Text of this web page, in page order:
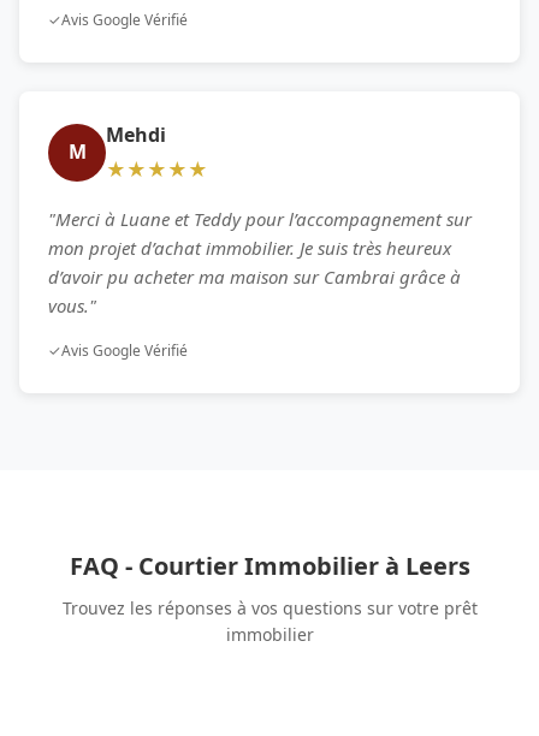
✓Avis Google Vérifié
M
Mehdi
★★★★★
"Merci à Luane et Teddy pour l’accompagnement sur
mon projet d’achat immobilier. Je suis très heureux
d’avoir pu acheter ma maison sur Cambrai grâce à
vous."
✓Avis Google Vérifié
FAQ - Courtier Immobilier à Leers
Trouvez les réponses à vos questions sur votre prêt
immobilier